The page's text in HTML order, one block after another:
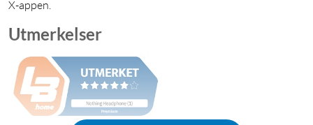
X-appen.
Utmerkelser